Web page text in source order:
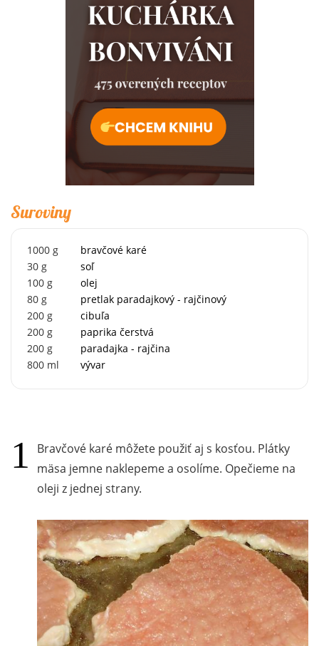
Suroviny
1000 g
bravčové karé
30 g
soľ
100 g
olej
80 g
pretlak paradajkový - rajčinový
200 g
cibuľa
200 g
paprika čerstvá
200 g
paradajka - rajčina
800 ml vývar
Bravčové karé môžete použiť aj s kosťou. Plátky
mäsa jemne naklepeme a osolíme. Opečieme na
oleji z jednej strany.